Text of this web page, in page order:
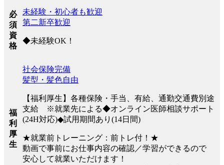
必
須
資
格
未経験・初心者も歓迎
第二新卒歓迎
◆未経験OK！
福
利
厚
生
社会保険完備
髪型・髪色自由
【福利厚生】各種保険・手当、有給、通勤交通費別途
支給 ※就業先による◆オンライン医師相談サポート
(24H対応)◆試用期間あり(14日間)
★就業前トレーニング：前トレ付！★
動画で事前にお仕事内容の確認／学習ができるので
安心して就業いただけます！